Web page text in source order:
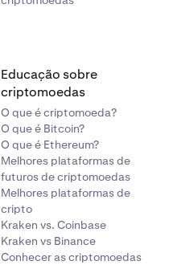
Educação sobre
criptomoedas
O que é criptomoeda?
O que é Bitcoin?
O que é Ethereum?
Melhores plataformas de
futuros de criptomoedas
Melhores plataformas de
cripto
Kraken vs. Coinbase
Kraken vs Binance
Conhecer as criptomoedas